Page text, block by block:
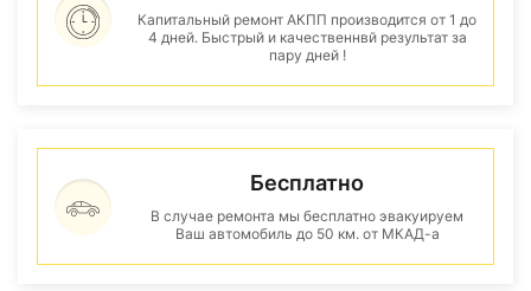
Капитальный ремонт АКПП производится от 1 до
4 дней. Быстрый и качественнвй результат за
пару дней !
Бесплатно
В случае ремонта мы бесплатно эвакуируем
Ваш автомобиль до 50 км. от МКАД-а